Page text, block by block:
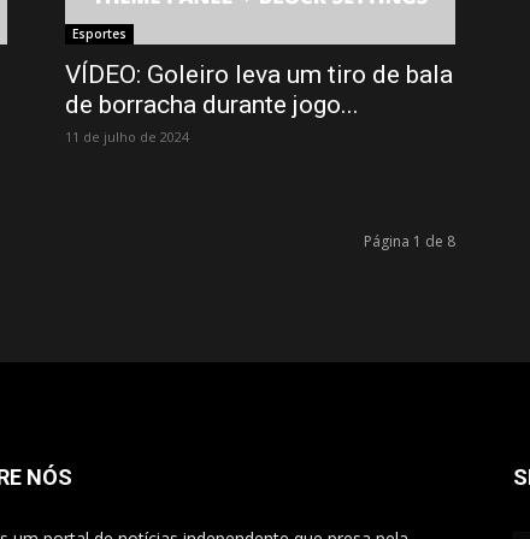
Esportes
VÍDEO: Goleiro leva um tiro de bala
de borracha durante jogo...
11 de julho de 2024
Página 1 de 8
NÓS